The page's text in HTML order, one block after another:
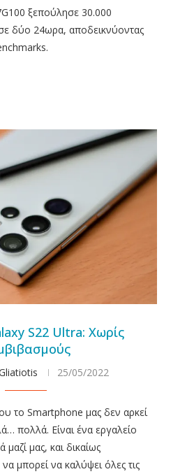
ξεπούλησε 30.000
δύο 24ωρα, αποδεικνύοντας
S22 Ultra: Χωρίς
25/05/2022
το Smartphone μας δεν αρκεί
πολλά. Είναι ένα εργαλείο
μας, και δικαίως
μπορεί να καλύψει όλες τις